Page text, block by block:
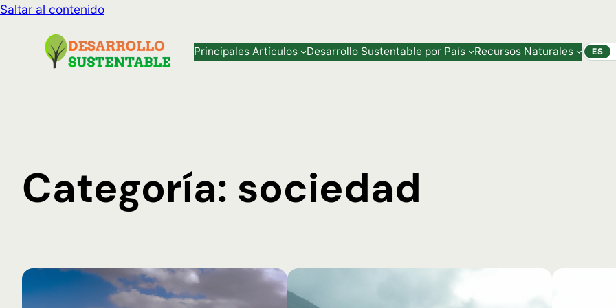
Saltar al contenido
Principales Artículos Desarrollo Sustentable por País Recursos Naturales ES
Categoría: sociedad